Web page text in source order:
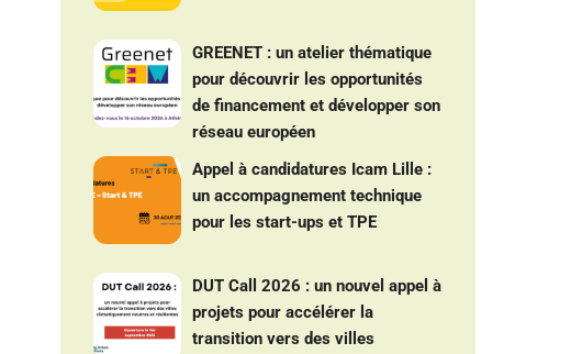
GREENET : un atelier thématique
pour découvrir les opportunités
de financement et développer son
réseau européen
Appel à candidatures Icam Lille :
un accompagnement technique
pour les start-ups et TPE
DUT Call 2026 : un nouvel appel à
projets pour accélérer la
transition vers des villes